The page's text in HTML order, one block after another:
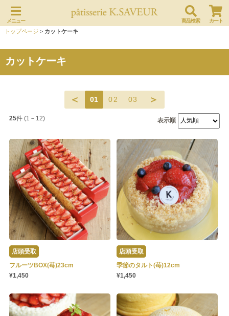
メニュー 商品検索 カート
トップページ > カットケーキ
カットケーキ
＜ 01 02 03 ＞
25件 (1－12) 表示順
店頭受取
フルーツBOX(苺)23cm
¥1,450
店頭受取
季節のタルト(苺)12cm
¥1,450